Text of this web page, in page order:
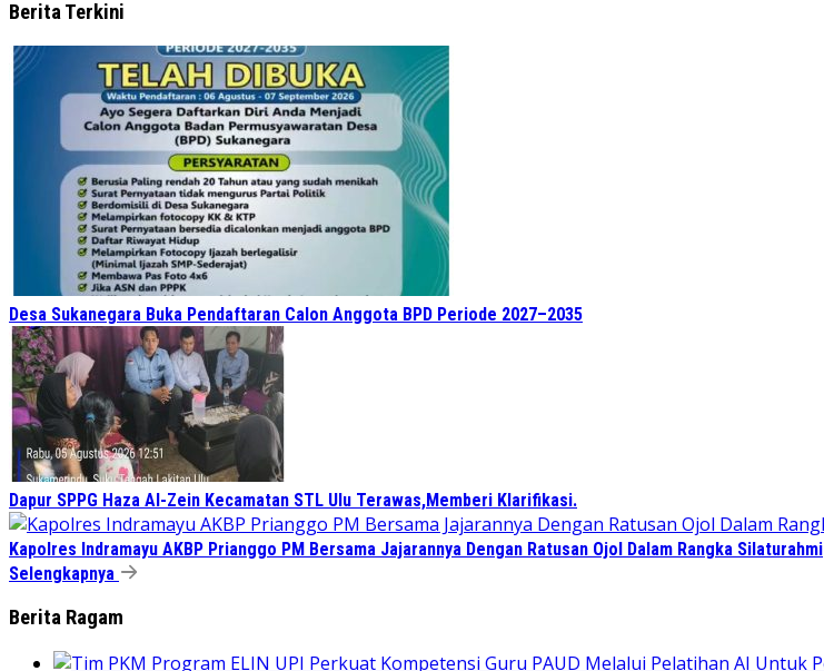
Berita Terkini
Desa Sukanegara Buka Pendaftaran Calon Anggota BPD Periode 2027–2035
Dapur SPPG Haza Al-Zein Kecamatan STL Ulu Terawas,Memberi Klarifikasi.
Kapolres Indramayu AKBP Prianggo PM Bersama Jajarannya Dengan Ratusan Ojol Dalam Rangka Silaturahmi
Selengkapnya
Berita Ragam